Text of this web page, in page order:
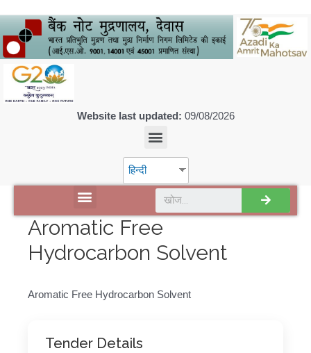
Website last updated: 09/08/2026
हिन्दी
Aromatic Free
Hydrocarbon Solvent
Aromatic Free Hydrocarbon Solvent
Tender Details